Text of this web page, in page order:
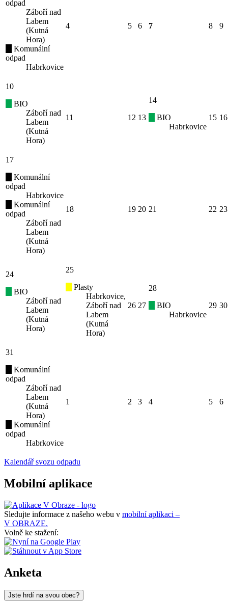
odpad
Záboří nad
Labem
(Kutná
Hora)
Komunální
odpad
Habrkovice
4 5 6 7 8 9
10
BIO
Záboří nad
Labem
(Kutná
Hora)
11 12 13
14
BIO
Habrkovice
15 16
17
Komunální
odpad
Habrkovice
Komunální
odpad
Záboří nad
Labem
(Kutná
Hora)
18 19 20 21 22 23
24
BIO
Záboří nad
Labem
(Kutná
Hora)
25
Plasty
Habrkovice,
Záboří nad
Labem
(Kutná
Hora)
26 27
28
BIO
Habrkovice
29 30
31
Komunální
odpad
Záboří nad
Labem
(Kutná
Hora)
Komunální
odpad
Habrkovice
1 2 3 4 5 6
Kalendář svozu odpadu
Mobilní aplikace
Sledujte informace z našeho webu v mobilní aplikaci –
V OBRAZE.
Volně ke stažení:
Anketa
Jste hrdí na svou obec?